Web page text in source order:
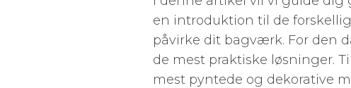
en introduktion til de
påvirke dit bagværk. For den
de mest praktiske løsninger.
mest pyntede og dekorative